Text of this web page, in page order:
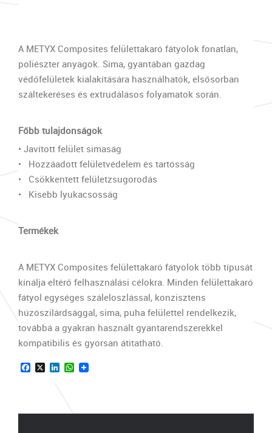
A METYX Composites felülettakaró fátyolok fonatlan,
poliészter anyagok. Sima, gyantában gazdag
védőfelületek kialakítására használhatók, elsősorban
száltekeréses és extrudálásos folyamatok során.
Főbb tulajdonságok
• Javított felület simaság
• Hozzáadott felületvédelem és tartósság
• Csökkentett felületzsugorodás
• Kisebb lyukacsosság
Termékek
A METYX Composites felülettakaró fátyolok több típusát
kínálja eltérő felhasználási célokra. Minden felülettakaró
fátyol egységes száleloszlással, konzisztens
húzószilárdsággal, sima, puha felülettel rendelkezik,
továbbá a gyakran használt gyantarendszerekkel
kompatibilis és gyorsan átitatható.
Facebook
X LinkedInWhatsApp